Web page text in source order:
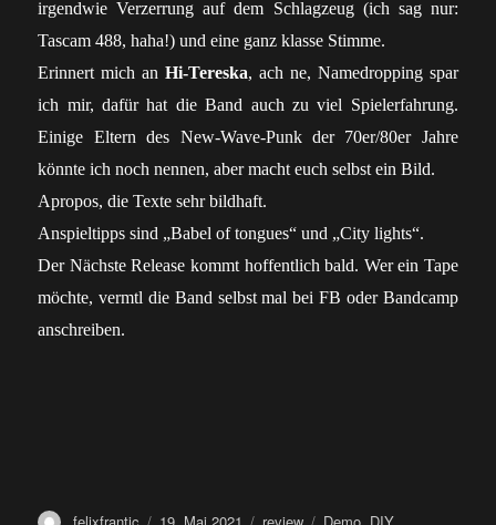
irgendwie Verzerrung auf dem Schlagzeug (ich sag nur:
Tascam 488, haha!) und eine ganz klasse Stimme.
Erinnert mich anHi-Tereska, ach ne, Namedropping spar
ich mir, dafür hat die Band auch zu viel Spielerfahrung.
Einige Eltern des New-Wave-Punk der 70er/80er Jahre
könnte ich noch nennen, aber macht euch selbst ein Bild.
Apropos, die Texte sehr bildhaft.
Anspieltipps sind „Babel of tongues“ und „City lights“.
Der Nächste Release kommt hoffentlich bald. Wer ein Tape
möchte, vermtl die Band selbst mal bei FB oder Bandcamp
anschreiben.
Autor
felixfrantic Veröffentlicht
19. Mai 2021 Kategorien
review Schlagwörter
Demo DIY,